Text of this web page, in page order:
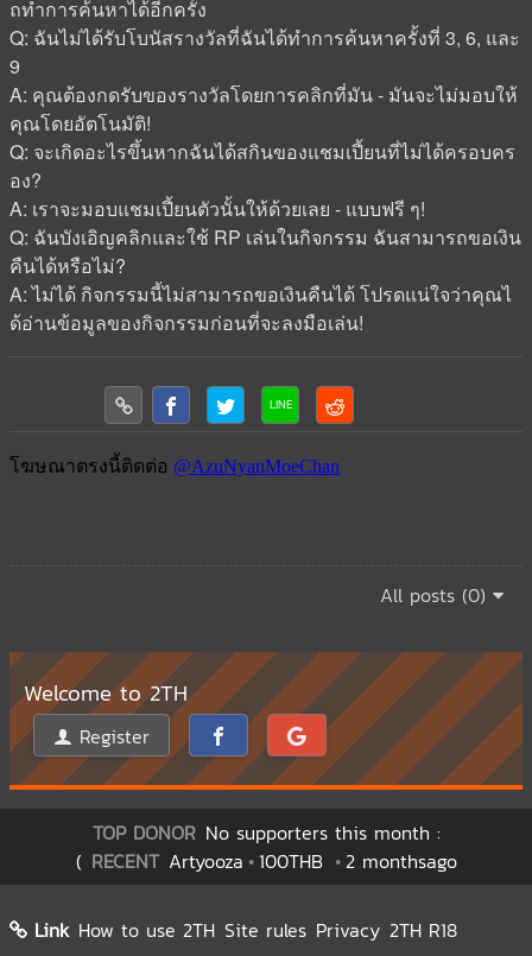
ถทำการค้นหาได้อีกครั้ง
Q: ฉันไม่ได้รับโบนัสรางวัลที่ฉันได้ทำการค้นหาครั้งที่ 3, 6, และ
9
A: คุณต้องกดรับของรางวัลโดยการคลิกที่มัน - มันจะไม่มอบให้
คุณโดยอัตโนมัติ!
Q: จะเกิดอะไรขึ้นหากฉันได้สกินของแชมเปี้ยนที่ไม่ได้ครอบคร
อง?
A: เราจะมอบแชมเปี้ยนตัวนั้นให้ด้วยเลย - แบบฟรี ๆ!
Q: ฉันบังเอิญคลิกและใช้ RP เล่นในกิจกรรม ฉันสามารถขอเงิน
คืนได้หรือไม่?
A: ไม่ได้ กิจกรรมนี้ไม่สามารถขอเงินคืนได้ โปรดแน่ใจว่าคุณไ
ด้อ่านข้อมูลของกิจกรรมก่อนที่จะลงมือเล่น!
All posts (0)
Welcome to 2TH
Register
TOP DONOR No supporters this month :
( RECENT Artyooza 100THB 2 monthsago
Link How to use 2TH Site rules Privacy 2TH R18